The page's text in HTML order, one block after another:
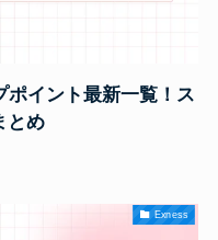
イント最新一覧！ス
とめ
Exness